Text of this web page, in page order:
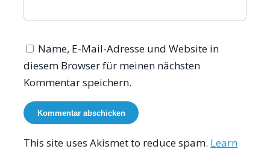
Name, E-Mail-Adresse und Website in
diesem Browser für meinen nächsten
Kommentar speichern.
This site uses Akismet to reduce spam. Learn